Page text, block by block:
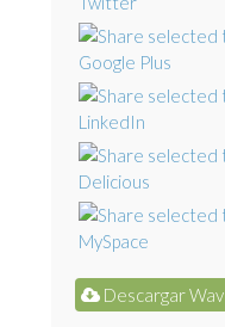
Descargar Wav